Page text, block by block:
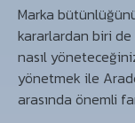
Marka
kararlardan biri
nasıl
yönetmek ile
arasında önemli